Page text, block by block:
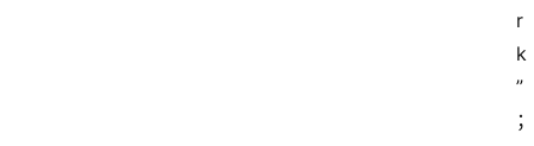
r
k
”
；